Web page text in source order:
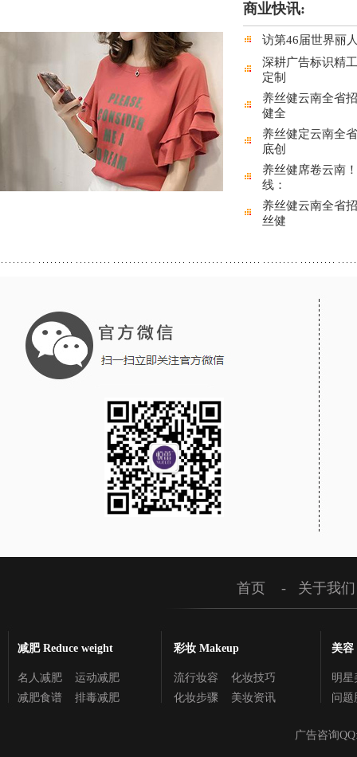
商业快讯:
访第46届世界丽
深耕广告标识精
定制
养丝健云南全省
健全
养丝健定云南全
底创
养丝健席卷云南
线：
养丝健云南全省
丝健
首页 - 关于我们
减肥 Reduce weight
名人减肥
运动减肥
减肥食谱
排毒减肥
彩妆 Makeup
流行妆容
化妆技巧
化妆步骤
美妆资讯
美容
明星
问题
广告咨询